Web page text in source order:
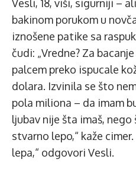
Vesli, 18, viši, sigurniji –
bakinom porukom u
iznošene patike sa
čudi: „Vredne? Za
palcem preko ispucale
dolara. Izvinila se što
pola miliona – da imam
ljubav nije šta imaš, nego
stvarno lepo,“ kaže
lepa,“ odgovori Vesli.